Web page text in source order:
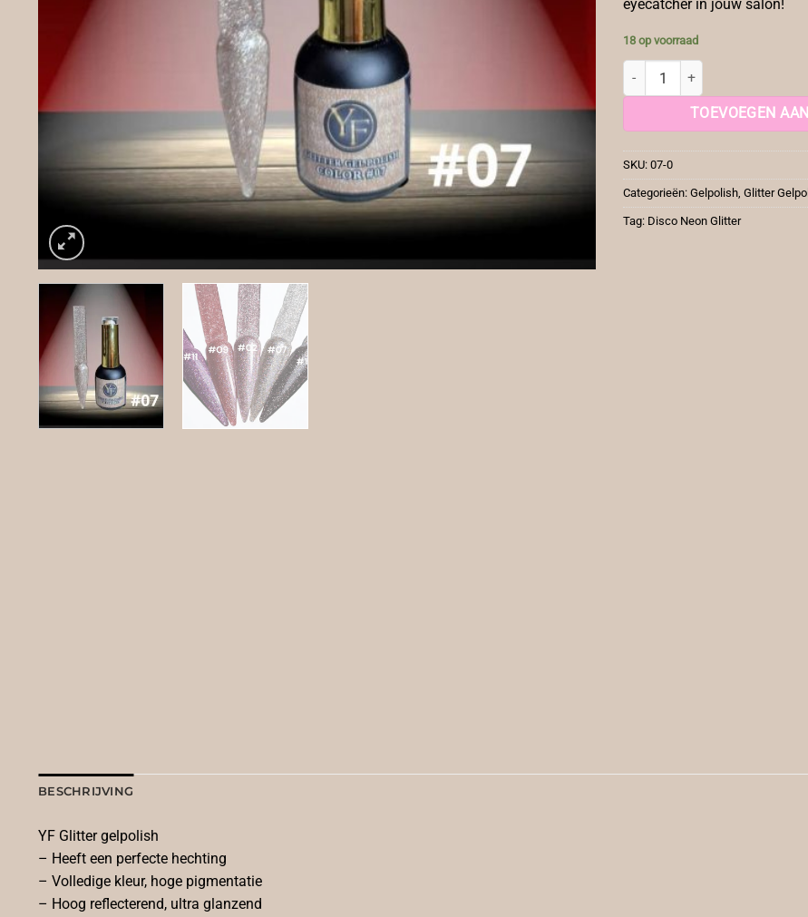
eyecatcher in jouw salon!
18 op voorraad
Gelpolish Glitter 07 aantal
TOEVOEGEN
SKU: 07-0
Categorieën: Gelpolish, Glitter
Tag: Disco Neon Glitter
BESCHRIJVING
YF Glitter gelpolish
– Heeft een perfecte hechting
– Volledige kleur, hoge pigmentatie
– Hoog reflecterend, ultra glanzend